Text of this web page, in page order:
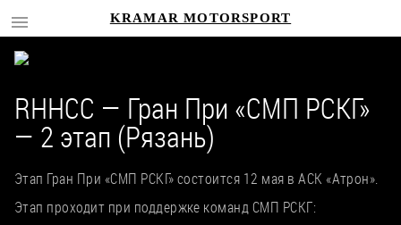
KRAMAR MOTORSPORT
RHHCC — Гран При «СМП РСКГ»
— 2 этап (Рязань)
Этап Гран При «СМП РСКГ» состоится 12 мая в АСК «Атрон».
Этап проходит при поддержке команд СМП РСКГ: